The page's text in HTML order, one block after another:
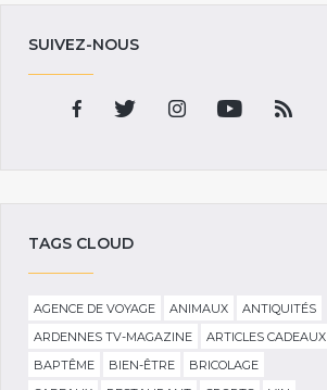
SUIVEZ-NOUS
TAGS CLOUD
AGENCE DE VOYAGE ANIMAUX
ANTIQUITÉS
ARDENNES TV-MAGAZINE
ARTICLES CADEAUX
BAPTÊME
BIEN-ÊTRE
BRICOLAGE